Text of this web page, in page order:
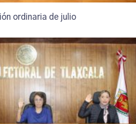
ordinaria de julio